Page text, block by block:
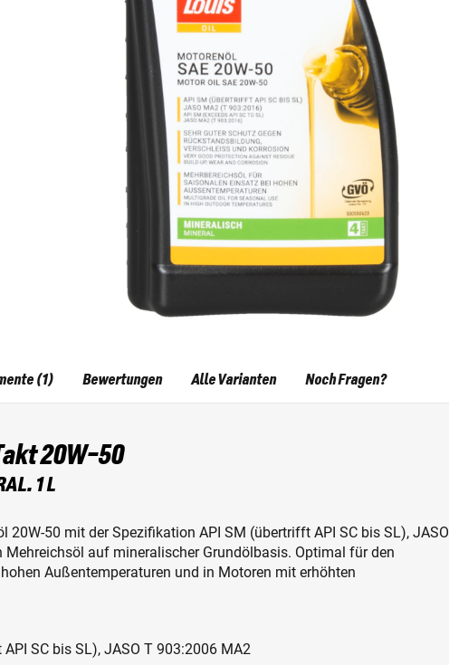
20W-50
1 L
20W-50 mit der Spezifikation API SM (übertrifft API SC bis SL), JASO
Mehreichsöl auf mineralischer Grundölbasis. Optimal für den
Außentemperaturen und in Motoren mit erhöhten
SC bis SL), JASO T 903:2006 MA2
(1) Bewertungen Alle Varianten Noch Fragen?